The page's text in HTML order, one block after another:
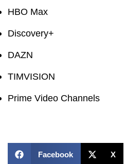
HBO Max
Discovery+
DAZN
TIMVISION
Prime Video Channels
Facebook X